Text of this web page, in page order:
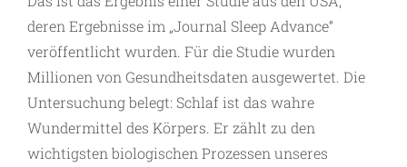
deren Ergebnisse im „Journal Sleep Advance“
veröffentlicht wurden. Für die Studie wurden
Millionen von Gesundheits­daten ausgewertet. Die
Untersuchung belegt: Schlaf ist das wahre
Wundermittel des Körpers. Er zählt zu den
wichtigsten biologischen Prozessen unseres